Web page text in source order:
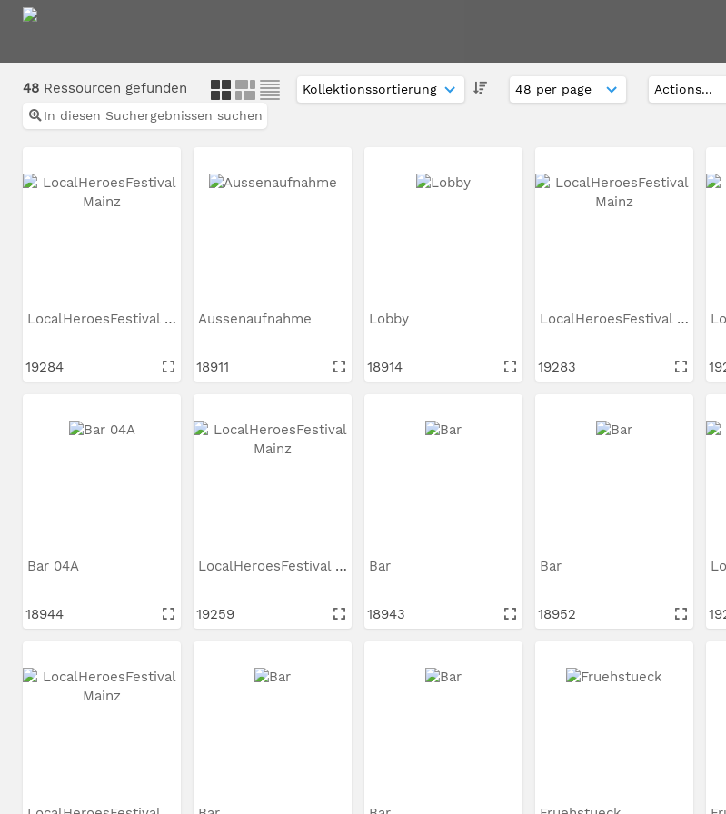
48 Ressourcen gefunden
In diesen Suchergebnissen suchen
LocalHeroesFestival Mainz
19284
Aussenaufnahme
18911
Lobby
18914
LocalHeroesFestival Mainz
19283
Bar 04A
18944
LocalHeroesFestival Mainz
19259
Bar
18943
Bar
18952